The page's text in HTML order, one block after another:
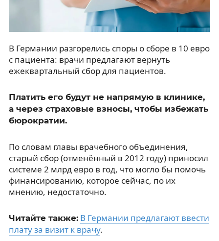
В Германии разгорелись споры о сборе в 10 евро
с пациента: врачи предлагают вернуть
ежеквартальный сбор для пациентов.
Платить его будут не напрямую в клинике,
а через страховые взносы, чтобы избежать
бюрократии.
По словам главы врачебного объединения,
старый сбор (отменённый в 2012 году) приносил
системе 2 млрд евро в год, что могло бы помочь
финансированию, которое сейчас, по их
мнению, недостаточно.
Читайте также: В Германии предлагают ввести
плату за визит к врачу.